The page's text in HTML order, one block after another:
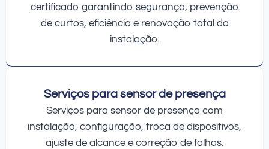
certificado garantindo segurança, prevenção
de curtos, eficiência e renovação total da
instalação.
Serviços para sensor de presença
Serviços para sensor de presença com
instalação, configuração, troca de dispositivos,
ajuste de alcance e correção de falhas.